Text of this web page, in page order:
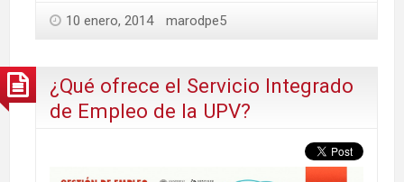
10 enero, 2014 marodpe5
¿Qué ofrece el Servicio Integrado
de Empleo de la UPV?